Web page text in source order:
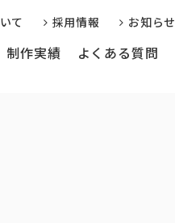
て 採用情報 お知らせ
制作実績 よくある質問